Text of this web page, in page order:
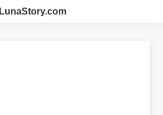
LunaStory.com